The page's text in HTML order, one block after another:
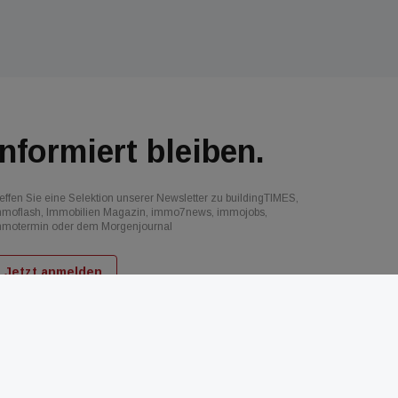
bleiben.
Sie eine Selektion unserer Newsletter zu buildingTIMES,
Immobilien Magazin, immo7news, immojobs,
oder dem Morgenjournal
Jetzt anmelden